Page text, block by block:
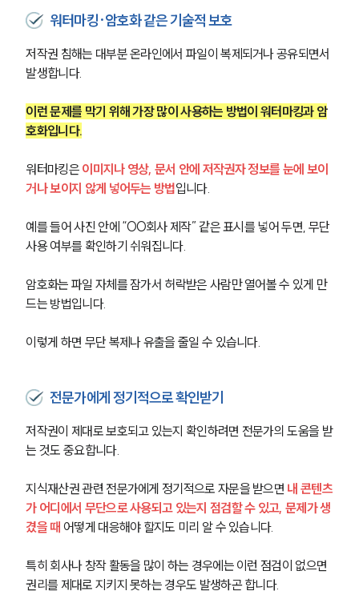
지식재산권전문변호사
언론보도
법률서식
뉴스레터/브로슈어
세미나
대륜법률상담예약
대륜법률상담예약
워터마킹·암호화 같은 기술적 보호
저작권 침해는 대부분 온라인에서 파일이 복제되거나 공유되면서
발생합니다.
이런 문제를 막기 위해 가장 많이 사용하는 방법이 워터마킹과 암
호화입니다.
워터마킹은 이미지나 영상, 문서 안에 저작권자 정보를 눈에 보이
거나 보이지 않게 넣어두는 방법입니다.
예를 들어 사진 안에 “OO회사 제작” 같은 표시를 넣어 두면, 무단
사용 여부를 확인하기 쉬워집니다.
암호화는 파일 자체를 잠가서 허락받은 사람만 열어볼 수 있게 만
드는 방법입니다.
이렇게 하면 무단 복제나 유출을 줄일 수 있습니다.
전문가에게 정기적으로 확인받기
저작권이 제대로 보호되고 있는지 확인하려면 전문가의 도움을 받
는 것도 중요합니다.
지식재산권 관련 전문가에게 정기적으로 자문을 받으면 내 콘텐츠
가 어디에서 무단으로 사용되고 있는지 점검할 수 있고, 문제가 생
겼을 때 어떻게 대응해야 할지도 미리 알 수 있습니다.
특히 회사나 창작 활동을 많이 하는 경우에는 이런 점검이 없으면
권리를 제대로 지키지 못하는 경우도 발생하곤 합니다.